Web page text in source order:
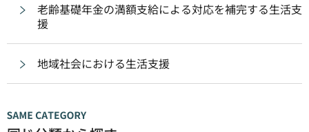
老齢基礎年金の満額支給による対応を補完する生活支
援
地域社会における生活支援